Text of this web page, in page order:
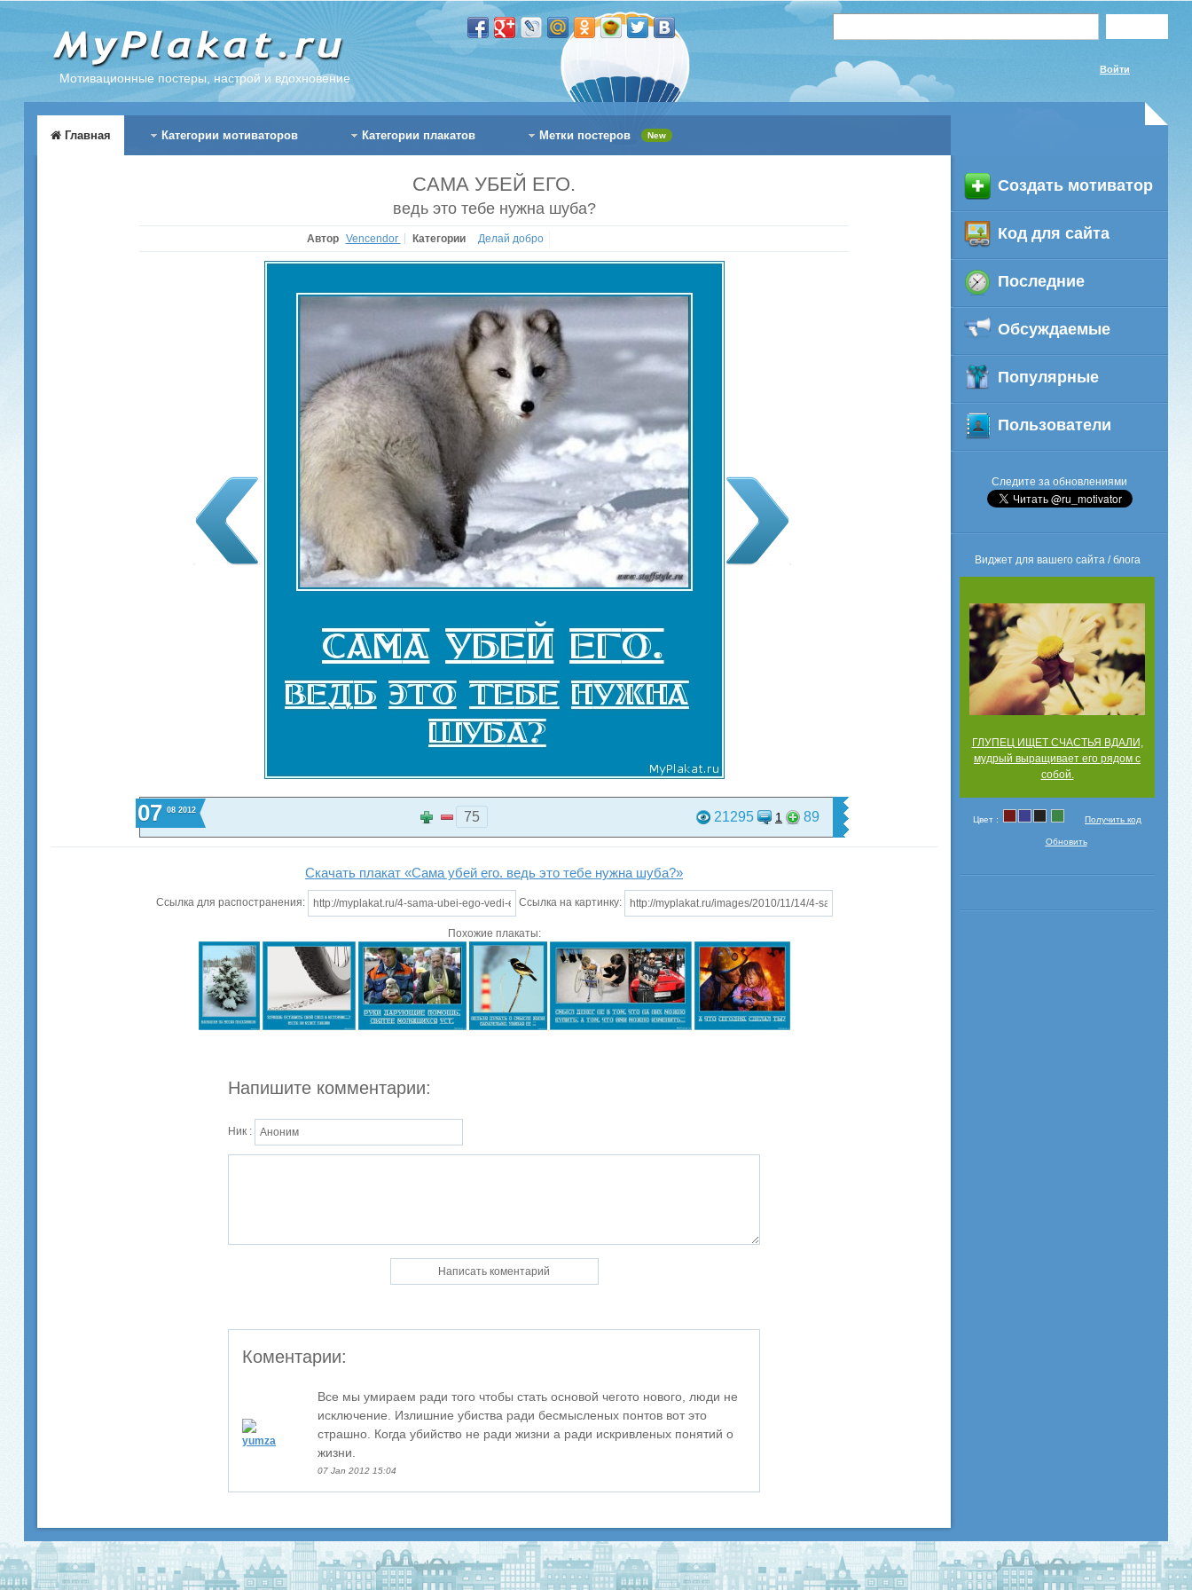
Мотивационные постеры, настрой и вдохновение
Войти
Главная Категории мотиваторов Категории плакатов Метки постеров New
Создать мотиватор
Код для сайта
Последние
Обсуждаемые
Популярные
Пользователи
Следите за обновлениями
Виджет для вашего сайта / блога
ГЛУПЕЦ ИЩЕТ СЧАСТЬЯ ВДАЛИ,
мудрый выращивает его рядом с
собой.
Цвет : Получить код
Обновить
САМА УБЕЙ ЕГО.
ведь это тебе нужна шуба?
Автор Vencendor Категории Делай добро
07 08 2012 75 21295 1 89
Скачать плакат «Сама убей его. ведь это тебе нужна шуба?»
Ссылка для распостранения: Ссылка на картинку:
Похожие плакаты:
Напишите комментарии:
Ник :
Коментарии:
yumza
Все мы умираем ради того чтобы стать основой чегото нового, люди не
исключение. Излишние убиства ради бесмысленых понтов вот это
страшно. Когда убийство не ради жизни а ради искривленых понятий о
жизни.
07 Jan 2012 15:04